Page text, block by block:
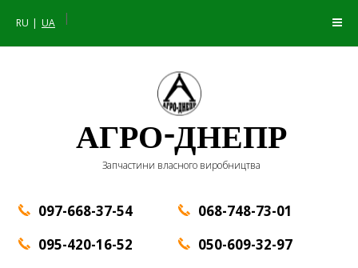
RU UA |
АГРО-ДНЕПР
Запчастини власного виробництва
097-668-37-54
095-420-16-52
068-748-73-01
050-609-32-97